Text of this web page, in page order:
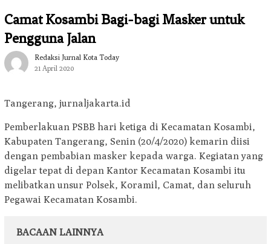
Camat Kosambi Bagi-bagi Masker untuk
Pengguna Jalan
Redaksi Jurnal Kota Today
21 April 2020
Tangerang, jurnaljakarta.id
Pemberlakuan PSBB hari ketiga di Kecamatan Kosambi,
Kabupaten Tangerang, Senin (20/4/2020) kemarin diisi
dengan pembabian masker kepada warga. Kegiatan yang
digelar tepat di depan Kantor Kecamatan Kosambi itu
melibatkan unsur Polsek, Koramil, Camat, dan seluruh
Pegawai Kecamatan Kosambi.
BACAAN LAINNYA